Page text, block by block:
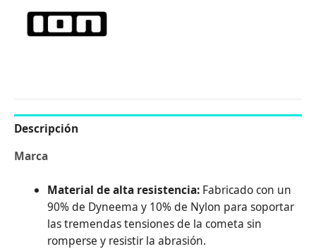
Descripción
Marca
Material de alta resistencia:Fabricado con un
90% de Dyneema y 10% de Nylon para soportar
las tremendas tensiones de la cometa sin
romperse y resistir la abrasión.